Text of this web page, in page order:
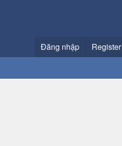
Đăng nhập Register